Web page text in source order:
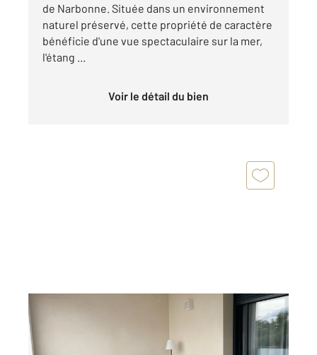
de Narbonne. Située dans un environnement
naturel préservé, cette propriété de caractère
bénéficie d'une vue spectaculaire sur la mer,
l'étang ...
Voir le détail du bien
NARBONNE 11